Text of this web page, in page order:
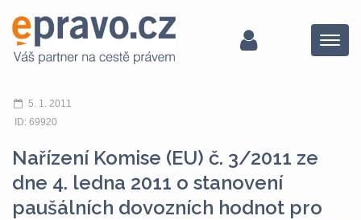
Menu
5. 1. 2011
ID: 69920
Nařízení Komise (EU) č. 3/2011 ze
dne 4. ledna 2011 o stanovení
paušálních dovozních hodnot pro